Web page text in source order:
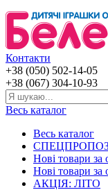
Контакти
+38 (050) 502-14-05
+38 (067) 304-10-93
Весь каталог
Весь каталог
Нові товари за
Нові товари за
АКЦІЯ: ЛІТО